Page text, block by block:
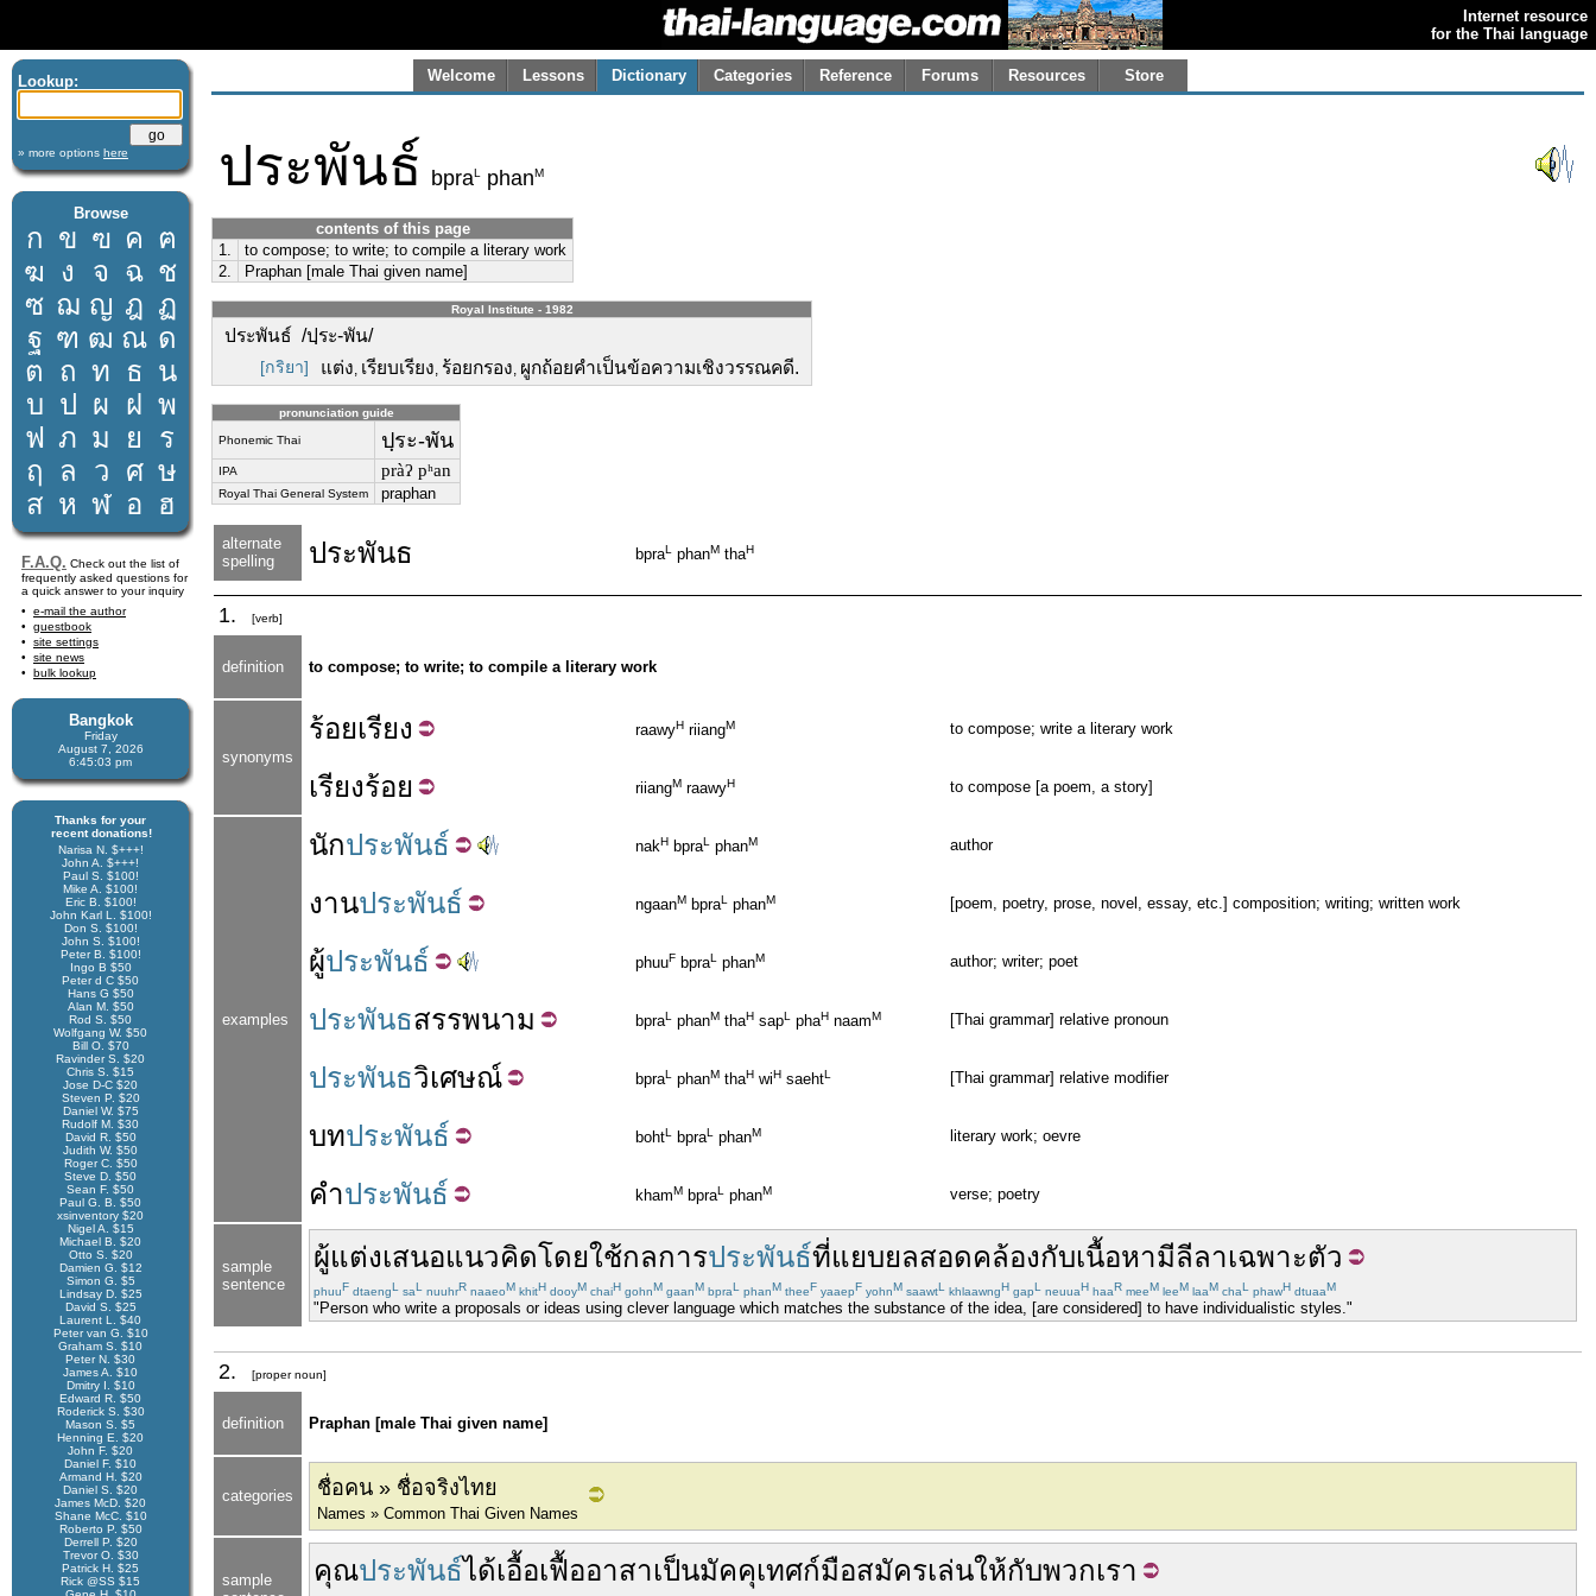
Internet resource
for the Thai language
Lookup:
» more options here
Browse
ก ข ฃ ค ฅ
ฆ ง จ ฉ ช
ซ ฌ ญ ฎ ฏ
ฐ ฑ ฒ ณ ด
ต ถ ท ธ น
บ ป ผ ฝ พ
ฟ ภ ม ย
ร
ฤ
ล ว ศ ษ
ส ห ฬ อ ฮ
F.A.Q. Check out the list of
frequently asked questions for
a quick answer to your inquiry
e-mail the author
guestbook
site settings
site news
bulk lookup
Bangkok
Friday
August 7, 2026
6:45:03 pm
Thanks for your
recent donations!
Narisa N. $+++!
John A. $+++!
Paul S. $100!
Mike A. $100!
Eric B. $100!
John Karl L. $100!
Don S. $100!
John S. $100!
Peter B. $100!
Ingo B $50
Peter d C $50
Hans G $50
Alan M. $50
Rod S. $50
Wolfgang W. $50
Bill O. $70
Ravinder S. $20
Chris S. $15
Jose D-C $20
Steven P. $20
Daniel W. $75
Rudolf M. $30
David R. $50
Judith W. $50
Roger C. $50
Steve D. $50
Sean F. $50
Paul G. B. $50
xsinventory $20
Nigel A. $15
Michael B. $20
Otto S. $20
Damien G. $12
Simon G. $5
Lindsay D. $25
David S. $25
Laurent L. $40
Peter van G. $10
Graham S. $10
Peter N. $30
James A. $10
Dmitry I. $10
Edward R. $50
Roderick S. $30
Mason S. $5
Henning E. $20
John F. $20
Daniel F. $10
Armand H. $20
Daniel S. $20
James McD. $20
Shane McC. $10
Roberto P. $50
Derrell P. $20
Trevor O. $30
Patrick H. $25
Rick @SS $15
Welcome Lessons Dictionary Categories Reference Forums Resources Store
ประพันธ์ bpraL phanM
contents of this page
1.
to compose; to write; to compile a literary work
2.
Praphan [male Thai given name]
Royal Institute - 1982
ประพันธ์ /ปฺระ-พัน/
[กริยา] แต่ง, เรียบเรียง, ร้อยกรอง, ผูกถ้อยคำเป็นข้อความเชิงวรรณคดี.
pronunciation guide
Phonemic Thai ปฺระ-พัน
IPA pràʔ pʰan
Royal Thai General System praphan
alternate
spelling
ประพันธ bpraL phanM thaH
1. [verb]
definition to compose; to write; to compile a literary work
synonyms
ร้อยเรียง raawyH riiangM to compose; write a literary work
เรียงร้อย riiangM raawyH to compose [a poem, a story]
examples
นักประพันธ์ nakH bpraL phanM author
งานประพันธ์ ngaanM bpraL phanM [poem, poetry, prose, novel, essay, etc.] composition; writing; written work
ผู้ประพันธ์ phuuF bpraL phanM author; writer; poet
ประพันธสรรพนาม bpraL phanM thaH sapL phaH naamM [Thai grammar] relative pronoun
ประพันธวิเศษณ์ bpraL phanM thaH wiH saehtL [Thai grammar] relative modifier
บทประพันธ์ bohtL bpraL phanM literary work; oevre
คำประพันธ์ khamM bpraL phanM verse; poetry
sample
sentence
ผู้แต่งเสนอแนวคิดโดยใช้กลการประพันธ์ที่แยบยลสอดคล้องกับเนื้อหามีลีลาเฉพาะตัว
phuuF dtaengL saL nuuhrR naaeoM khitH dooyM chaiH gohnM gaanM bpraL phanM theeF yaaepF yohnM saawtL khlaawngH gapL neuuaH haaR meeM leeM laaM chaL phawH dtuaaM
"Person who write a proposals or ideas using clever language which matches the substance of the idea, [are considered] to have individualistic styles."
2. [proper noun]
definition Praphan [male Thai given name]
categories ชื่อคน » ชื่อจริงไทย
Names » Common Thai Given Names
sample
คุณประพันธ์ได้เอื้อเฟื้ออาสาเป็นมัคคุเทศก์มือสมัครเล่นให้กับพวกเรา